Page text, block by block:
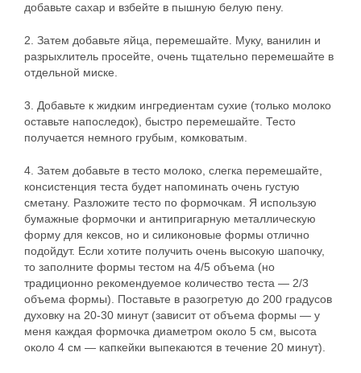
добавьте сахар и взбейте в пышную белую пену.
2. Затем добавьте яйца, перемешайте. Муку, ванилин и
разрыхлитель просейте, очень тщательно перемешайте в
отдельной миске.
3. Добавьте к жидким ингредиентам сухие (только молоко
оставьте напоследок), быстро перемешайте. Тесто
получается немного грубым, комковатым.
4. Затем добавьте в тесто молоко, слегка перемешайте,
консистенция теста будет напоминать очень густую
сметану. Разложите тесто по формочкам. Я использую
бумажные формочки и антипригарную металлическую
форму для кексов, но и силиконовые формы отлично
подойдут. Если хотите получить очень высокую шапочку,
то заполните формы тестом на 4/5 объема (но
традиционно рекомендуемое количество теста — 2/3
объема формы). Поставьте в разогретую до 200 градусов
духовку на 20-30 минут (зависит от объема формы — у
меня каждая формочка диаметром около 5 см, высота
около 4 см — капкейки выпекаются в течение 20 минут).